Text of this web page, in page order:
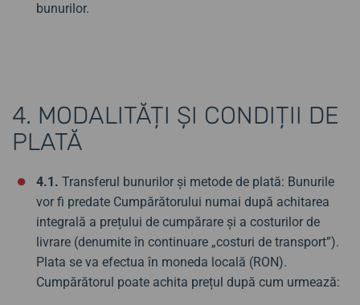
bunurilor.
4. MODALITĂȚI ȘI CONDIȚII DE
PLATĂ
4.1. Transferul bunurilor și metode de plată: Bunurile
vor fi predate Cumpărătorului numai după achitarea
integrală a prețului de cumpărare și a costurilor de
livrare (denumite în continuare „costuri de transport”).
Plata se va efectua în moneda locală (RON).
Cumpărătorul poate achita prețul după cum urmează: